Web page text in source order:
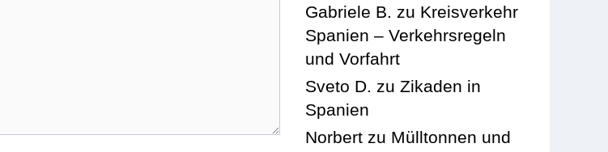
Gabriele B. zu Kreisverkehr
Spanien – Verkehrsregeln
und Vorfahrt
Sveto D. zuZikaden in
Spanien
Norbert zu Mülltonnen und